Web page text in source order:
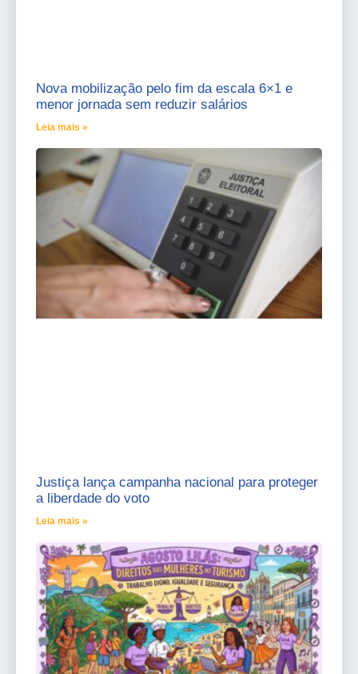
Nova mobilização pelo fim da escala 6×1 e
menor jornada sem reduzir salários
Leia mais »
Justiça lança campanha nacional para proteger
a liberdade do voto
Leia mais »